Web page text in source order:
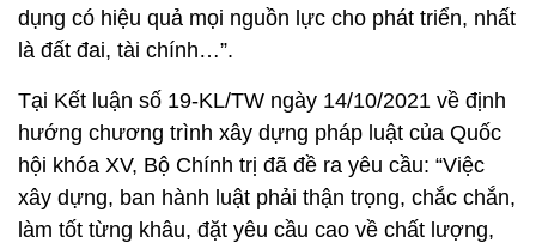
dụng có hiệu quả mọi nguồn lực cho phát triển, nhất
là đất đai, tài chính…”.
Tại Kết luận số 19-KL/TW ngày 14/10/2021 về định
hướng chương trình xây dựng pháp luật của Quốc
hội khóa XV, Bộ Chính trị đã đề ra yêu cầu: “Việc
xây dựng, ban hành luật phải thận trọng, chắc chắn,
làm tốt từng khâu, đặt yêu cầu cao về chất lượng,